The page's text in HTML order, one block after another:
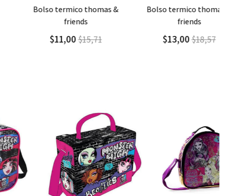
Agregar Detalle
friends
$11,00$15,71
Agregar Detalle
friends
$13,00$18,57